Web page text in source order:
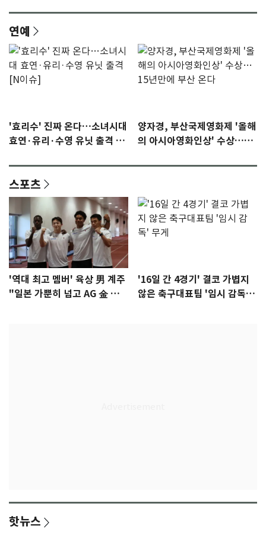
연예
'효리수' 진짜 온다…소녀시대
효연·유리·수영 유닛 출격 [N
양자경, 부산국제영화제 '올해
의 아시아영화인상' 수상…15
스포츠
'역대 최고 멤버' 육상 男 계주
"일본 가뿐히 넘고 AG 金 따겠
'16일 간 4경기' 결코 가볍지
않은 축구대표팀 '임시 감독'
핫뉴스